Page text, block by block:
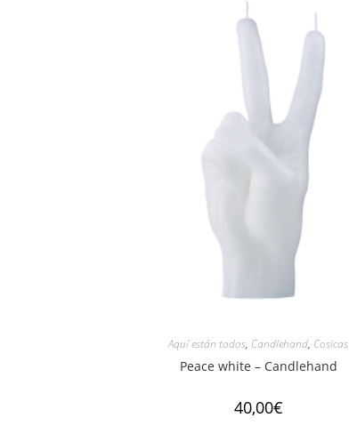
Aquí están todos, Candlehand, Cosicas
Peace white – Candlehand
40,00€